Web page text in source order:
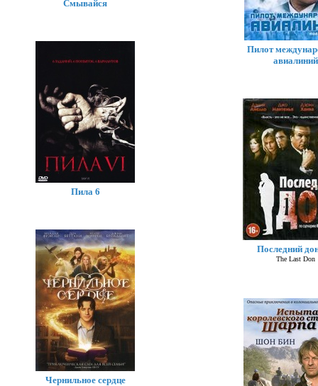
Пилот
авиалиний
Последний
The Last Don
Смывайся
Пила 6
Чернильное сердце